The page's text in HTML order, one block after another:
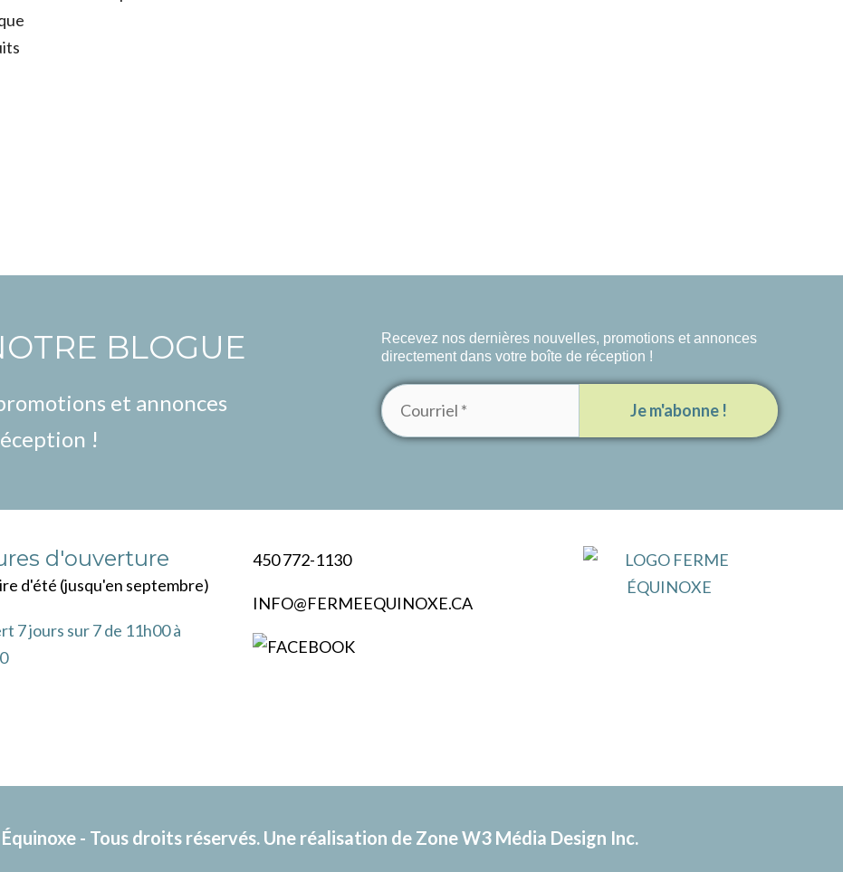
BLOGUE
et annonces
!
Recevez nos dernières nouvelles, promotions et annonces
directement dans votre boîte de réception !
d'ouverture
d'été (jusqu'en septembre)
7 jours sur 7 de 11h00 à
450 772-1130
INFO@FERMEEQUINOXE.CA
- Tous droits réservés. Une réalisation de Zone W3 Média Design Inc.